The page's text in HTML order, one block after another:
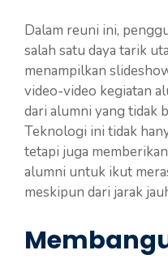
Dalam reuni ini,
salah satu daya tarik
menampilkan
video-video kegiatan
dari alumni yang tidak
Teknologi ini tidak
tetapi juga
alumni untuk ikut
meskipun dari jarak